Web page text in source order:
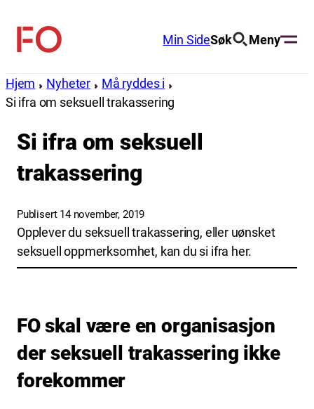
innhold
FO
(Fellesorganisasjonen)
Min SideSøk Meny
Hjem Nyheter
Må ryddes i
Si ifra om seksuell trakassering
Si ifra om seksuell
trakassering
Publisert 14 november, 2019
Opplever du seksuell trakassering, eller uønsket
seksuell oppmerksomhet, kan du si ifra her.
FO skal være en organisasjon
der seksuell trakassering ikke
forekommer